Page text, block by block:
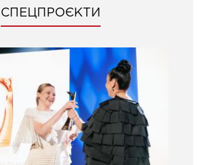
СПЕЦПРОЄКТИ